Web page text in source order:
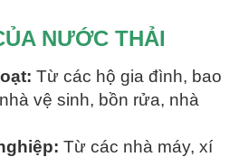
NƯỚC THẢI
Từ các hộ gia đình, bao
vệ sinh, bồn rửa, nhà
Từ các nhà máy, xí